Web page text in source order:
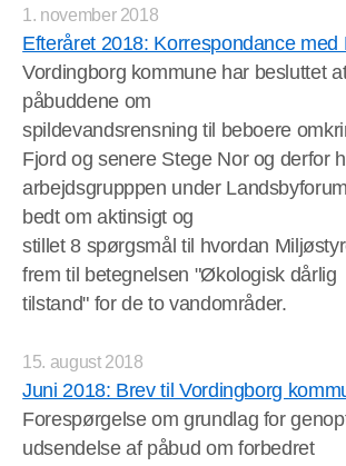
1. november 2018
Efteråret 2018: Korrespondance med
Vordingborg kommune har besluttet
påbuddene om
spildevandsrensning til beboere
Fjord og senere Stege Nor og derfor
arbejdsgrupppen under
bedt om aktinsigt og
stillet 8 spørgsmål til hvordan
frem til betegnelsen "Økologisk dårlig
tilstand" for de to vandområder.
15. august 2018
Juni 2018: Brev til Vordingborg
Forespørgelse om grundlag for
udsendelse af påbud om forbedret